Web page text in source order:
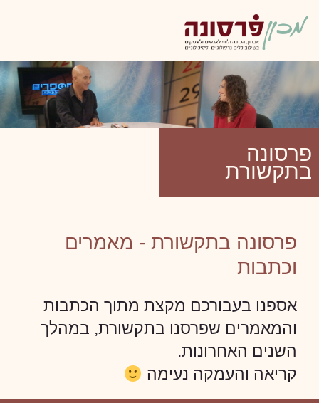
פרסונה
בתקשורת
פרסונה בתקשורת - מאמרים
וכתבות
אספנו בעבורכם מקצת מתוך הכתבות
והמאמרים שפרסנו בתקשורת, במהלך
השנים האחרונות.
קריאה והעמקה נעימה